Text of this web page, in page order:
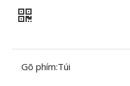
Gõ phím:Túi